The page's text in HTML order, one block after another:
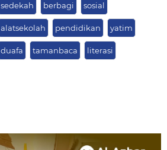
sedekah berbagi sosial
alatsekolah pendidikan yatim
duafa tamanbaca literasi